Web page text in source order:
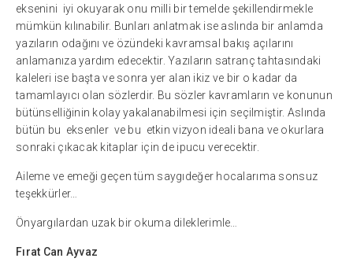
eksenini iyi okuyarak onu milli bir temelde şekillendirmekle
mümkün kılınabilir. Bunları anlatmak ise aslında bir anlamda
yazıların odağını ve özündeki kavramsal bakış açılarını
anlamanıza yardım edecektir. Yazıların satranç tahtasındaki
kaleleri ise başta ve sonra yer alan ikiz ve bir o kadar da
tamamlayıcı olan sözlerdir. Bu sözler kavramların ve konunun
bütünselliğinin kolay yakalanabilmesi için seçilmiştir. Aslında
bütün bu eksenler ve bu etkin vizyon ideali bana ve okurlara
sonraki çıkacak kitaplar için de ipucu verecektir.
Aileme ve emeği geçen tüm saygıdeğer hocalarıma sonsuz
teşekkürler…
Önyargılardan uzak bir okuma dileklerimle…
Fırat Can Ayvaz